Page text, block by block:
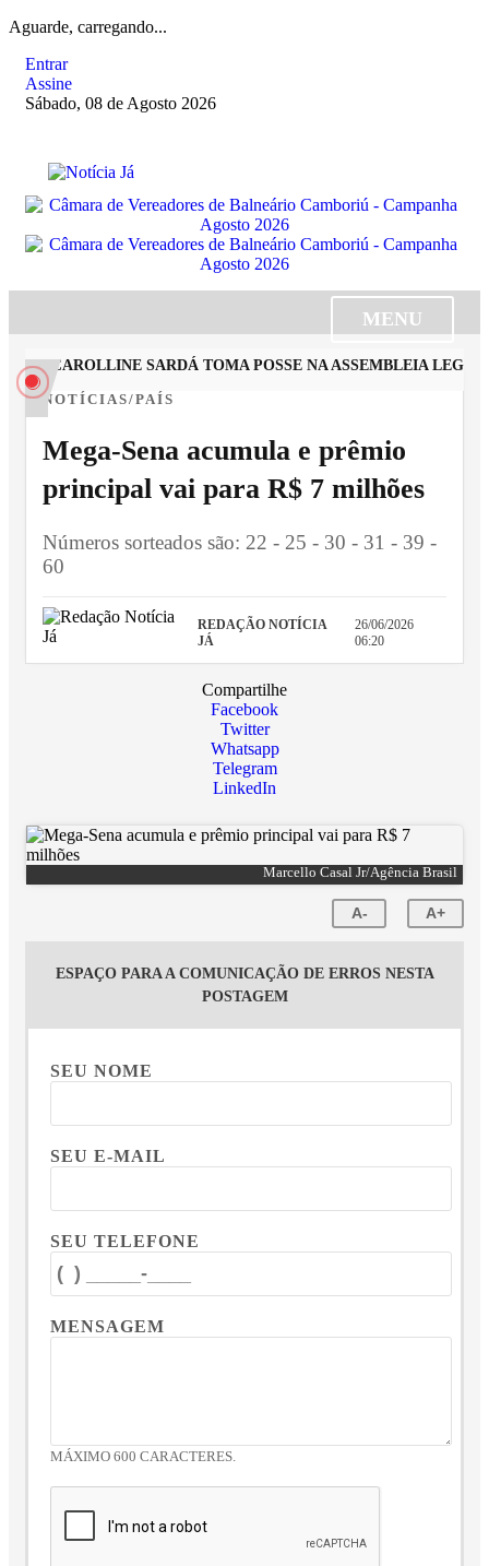
Aguarde, carregando...
Entrar
Assine
Sábado, 08 de Agosto 2026
MENU
CAROLLINE SARDÁ TOMA POSSE NA ASSEMBLEIA
NOTÍCIAS/PAÍS
Mega-Sena acumula e prêmio
principal vai para R$ 7 milhões
Números sorteados são: 22 - 25 - 30 - 31 - 39 -
60
REDAÇÃO NOTÍCIA
JÁ
26/06/2026
06:20
Compartilhe
Facebook
Twitter
Whatsapp
Telegram
LinkedIn
Marcello Casal Jr/Agência Brasil
A- A+
ESPAÇO PARA A COMUNICAÇÃO DE ERROS NESTA
POSTAGEM
SEU NOME
SEU E-MAIL
SEU TELEFONE
MENSAGEM
MÁXIMO 600 CARACTERES.